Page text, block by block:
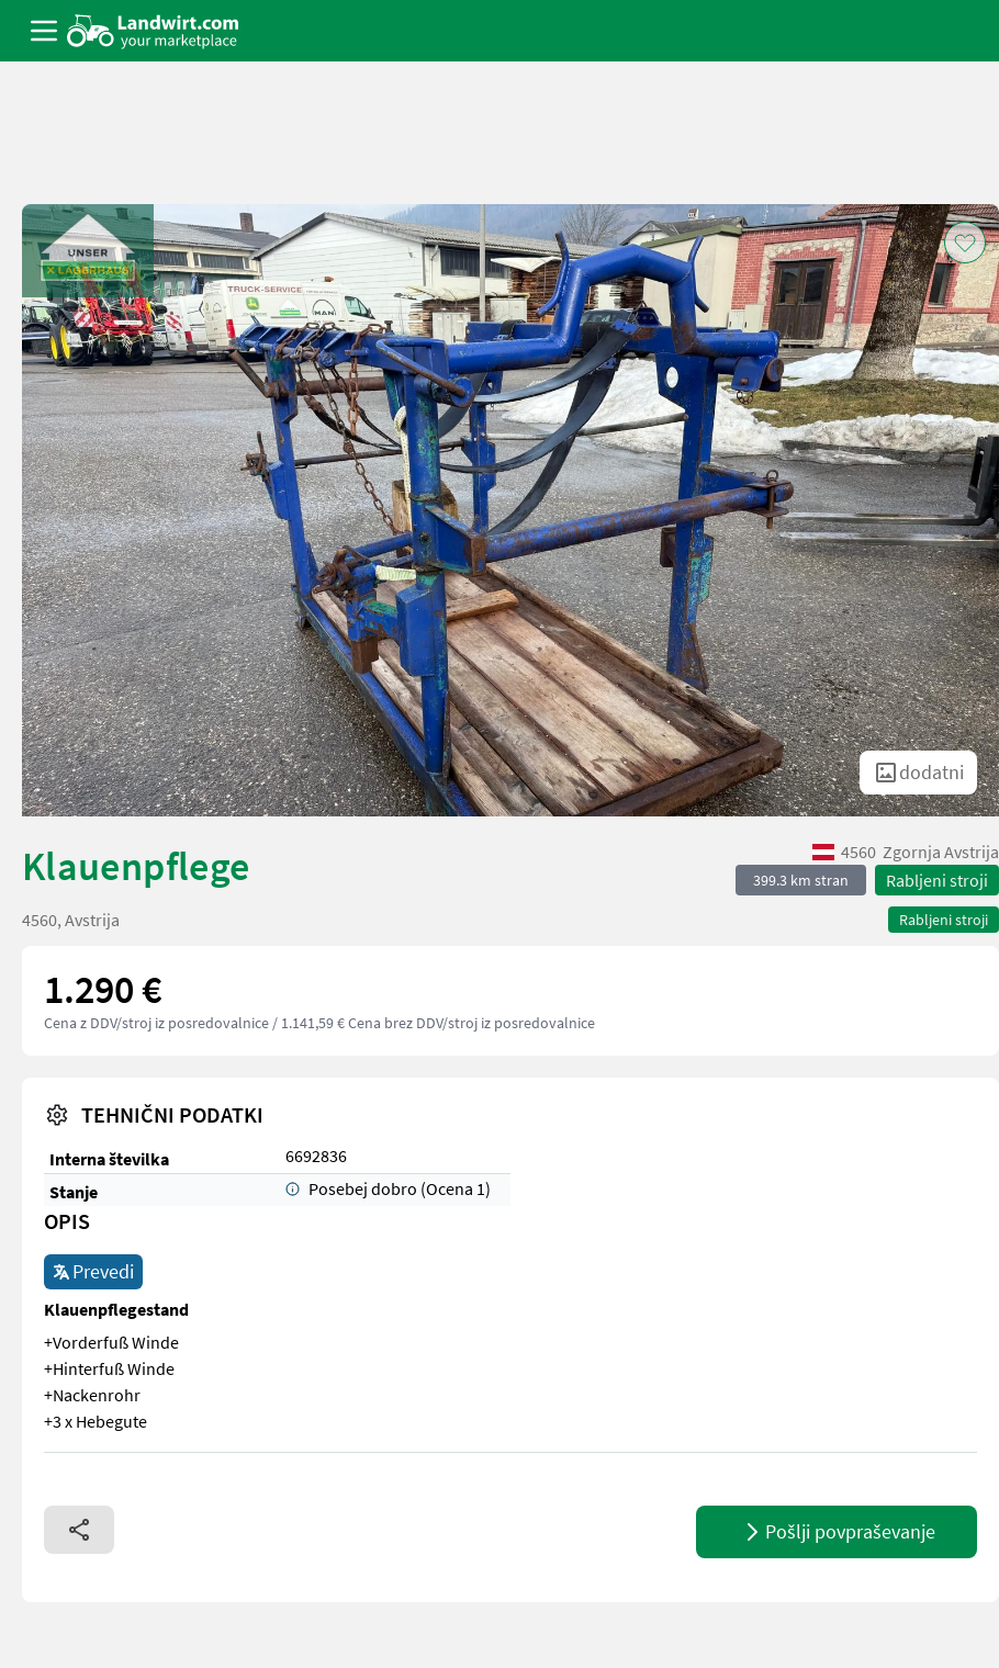
dodatni
Klauenpflege 4560 Zgornja Avstrija
399.3 km stran Rabljeni stroji
Rabljeni stroji
4560, Avstrija
1.290 €
Cena z DDV/stroj iz posredovalnice / 1.141,59 € Cena brez DDV/stroj iz posredovalnice
TEHNIČNI PODATKI
Interna številka
6692836
Stanje
Posebej dobro (Ocena 1)
OPIS
Prevedi
Klauenpflegestand
+Vorderfuß Winde
+Hinterfuß Winde
+Nackenrohr
+3 x Hebegute
+Vorderfuß Winde +Hinterfuß Winde +Nackenrohr +3 x Hebegute
Pošlji povpraševanje